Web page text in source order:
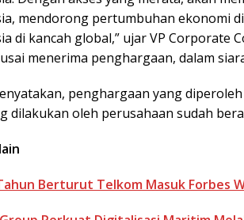
mendorong pertumbuhan ekonomi
di kancah global,” ujar VP Corporate
menerima penghargaan, dalam
penghargaan yang
dilakukan oleh perusahaan sudah
Berturut Telkom Masuk Forbes